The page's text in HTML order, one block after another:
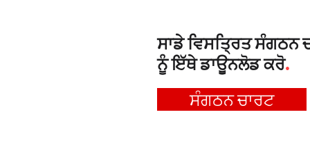
ਸਾਡੇ ਵਿਸਤ੍ਰਿਤ ਸੰਗਠਨ
ਨੂੰ ਇੱਥੇ ਡਾਊਨਲੋਡ ਕਰੋ.
ਸੰਗਠਨ ਚਾਰਟ